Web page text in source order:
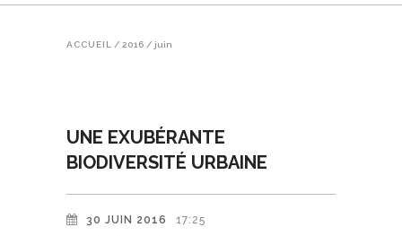
ACCUEIL / 2016 / juin
UNE EXUBÉRANTE
BIODIVERSITÉ URBAINE
30 JUIN 2016
17:25